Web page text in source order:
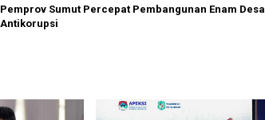
Pemprov Sumut Percepat Pembangunan Enam Desa
Antikorupsi